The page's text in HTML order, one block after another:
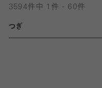
3594件中 1件 - 60件
つぎ